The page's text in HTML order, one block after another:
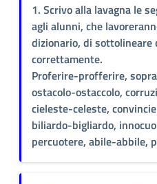
1. Scrivo alla lavagna le
agli alunni, che
dizionario, di
correttamente.
Proferire-profferire,
ostacolo-ostaccolo,
cieleste-celeste,
biliardo-bigliardo,
percuotere, abile-abbile,